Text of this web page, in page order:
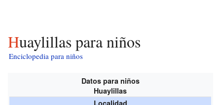
Huaylillas para niños
Enciclopedia para niños
Datos para niños
Huaylillas
Localidad